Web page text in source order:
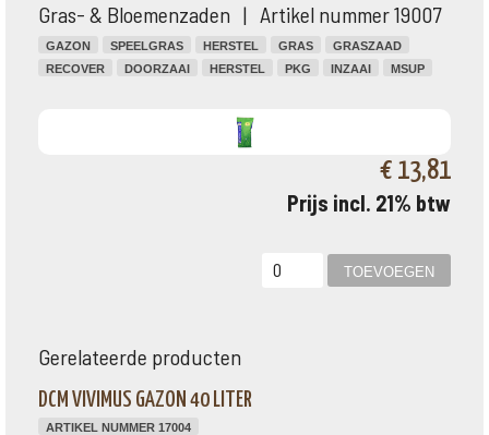
Gras- & Bloemenzaden | Artikel nummer 19007
GAZON SPEELGRAS HERSTEL GRAS
GRASZAAD
RECOVER
DOORZAAI HERSTEL PKG INZAAI MSUP
€ 13,81
Prijs incl. 21% btw
Gerelateerde producten
DCM VIVIMUS GAZON 40 LITER
ARTIKEL NUMMER 17004